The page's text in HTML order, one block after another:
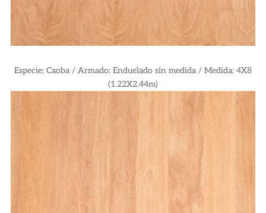
Especie: Caoba / Armado: Enduelado sin medida / Medida: 4X8
(1.22X2.44m)